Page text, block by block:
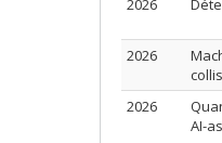
2026
2026
2026
AI-